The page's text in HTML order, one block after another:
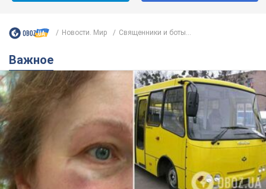
Новости. Мир Священники и боты...
Важное